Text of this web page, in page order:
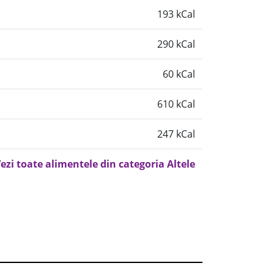
193 kCal
290 kCal
60 kCal
610 kCal
247 kCal
toate alimentele din categoria Altele